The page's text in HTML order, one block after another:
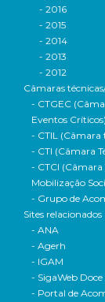
- 2016
- 2015
- 2014
- 2013
- 2012
Câmaras
- CTGEC
Eventos Críticos)
- CTIL (Câmara
- CTI (Câmara
- CTCI (Câmara
Mobilização
- Grupo de
Sites relacionados
- ANA
- Agerh
- IGAM
- SigaWeb Doce
- Portal de